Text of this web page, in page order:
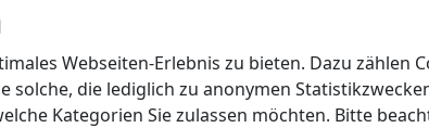
Webseiten-Erlebnis zu bieten. Dazu
solche, die lediglich zu anonymen
Kategorien Sie zulassen möchten. Bitte